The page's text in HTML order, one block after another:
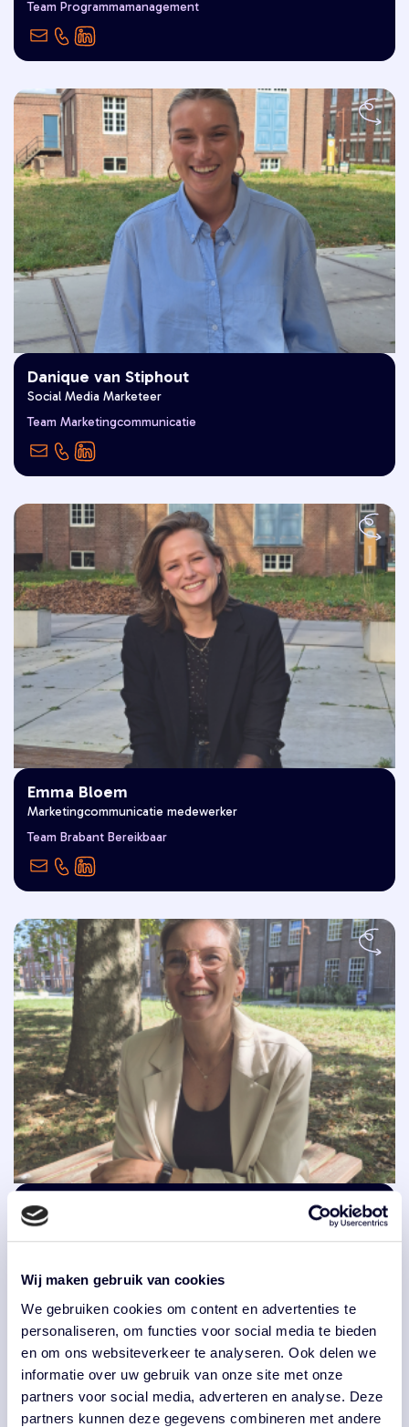
Wij maken gebruik van cookies
We gebruiken cookies om content en advertenties te
personaliseren, om functies voor social media te bieden
en om ons websiteverkeer te analyseren. Ook delen we
informatie over uw gebruik van onze site met onze
partners voor social media, adverteren en analyse. Deze
partners kunnen deze gegevens combineren met andere
gebaande paden afwijken."
Team Programmamanagement
"Goed Leven is voor mij een zonnige
Danique van Stiphout
Social Media Marketeer
Team Marketingcommunicatie
"Goed Leven is voor mij met mijn
nieuwe e-bike door het Brabantse
Emma Bloem
Marketingcommunicatie medewerker
Team Brabant Bereikbaar
"Goed Leven is voor mij het leven niet
Erica van Lieshout
Medewerker Business Development